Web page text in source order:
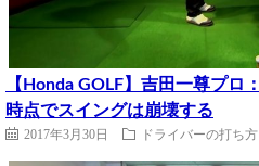
【Honda GOLF】吉田一尊プロ
時点でスイングは崩壊する
2017年3月30日 ドライバーの打ち方